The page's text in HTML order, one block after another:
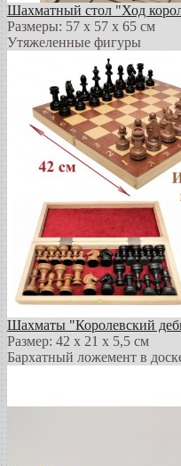
Шахматный стол "Ход
Размеры: 57 х 57 х 65 см
Утяжеленные фигуры
Шахматы "Королевский
Размер: 42 х 21 х 5,5 см
Бархатный ложемент в